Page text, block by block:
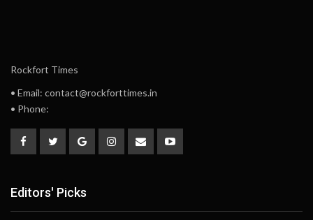
Rockfort Times
• Email: contact@rockforttimes.in
• Phone:
Editors' Picks